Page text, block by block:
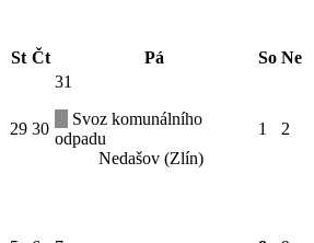
St Čt Pá So Ne
29 30
31
Svoz komunálního
odpadu
Nedašov (Zlín)
1 2